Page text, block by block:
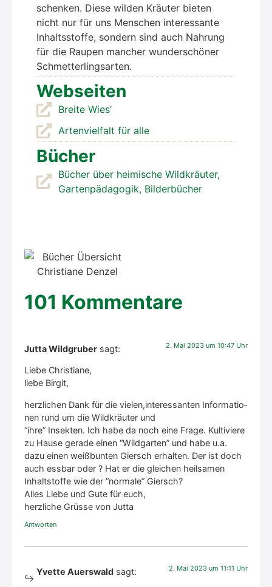
schen­ken. Die­se wil­den Kräu­ter bie­ten
nicht nur für uns Men­schen inter­es­san­te
Inhalts­stof­fe, son­dern sind auch Nah­rung
für die Rau­pen man­cher wun­der­schö­ner
Schmet­ter­lings­ar­ten.
Web­sei­ten
Brei­te Wies’
Arten­viel­falt für alle
Bücher
Bücher über hei­mi­sche Wild­kräu­ter,
Gar­ten­päd­ago­gik, Bil­der­bü­cher
101 Kommentare
Jutta Wildgruber sagt: 2. Mai 2023 um 10:47 Uhr
Lie­be Chris­tia­ne,
lie­be Bir­git,
herz­li­chen Dank für die vielen,interessanten Infor­ma­tio­
nen rund um die Wild­kräu­ter und
“ihre” Insek­ten. Ich habe da noch eine Fra­ge. Kul­ti­vie­re
zu Hau­se gera­de einen “Wild­gar­ten” und habe u.a.
dazu einen weiß­bun­ten Giersch erhal­ten. Der ist doch
auch ess­bar oder ? Hat er die glei­chen heil­sa­men
Inhalt­stof­fe wie der “nor­ma­le” Giersch?
Alles Lie­be und Gute für euch,
herz­li­che Grüs­se von Jut­ta
Antworten
Yvette Auerswald sagt: 2. Mai 2023 um 11:11 Uhr